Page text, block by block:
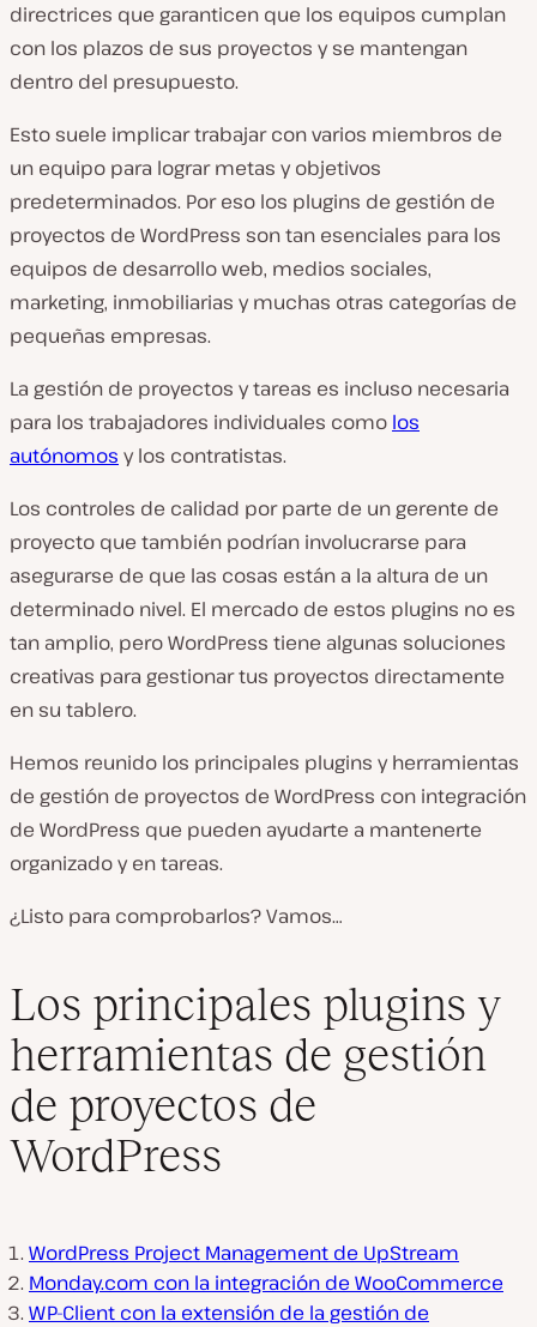
directrices que garanticen que los equipos cumplan
con los plazos de sus proyectos y se mantengan
dentro del presupuesto.
Esto suele implicar trabajar con varios miembros de
un equipo para lograr metas y objetivos
predeterminados. Por eso los plugins de gestión de
proyectos de WordPress son tan esenciales para los
equipos de desarrollo web, medios sociales,
marketing, inmobiliarias y muchas otras categorías de
pequeñas empresas.
La gestión de proyectos y tareas es incluso necesaria
para los trabajadores individuales como los
autónomos y los contratistas.
Los controles de calidad por parte de un gerente de
proyecto que también podrían involucrarse para
asegurarse de que las cosas están a la altura de un
determinado nivel. El mercado de estos plugins no es
tan amplio, pero WordPress tiene algunas soluciones
creativas para gestionar tus proyectos directamente
en su tablero.
Hemos reunido los principales plugins y herramientas
de gestión de proyectos de WordPress con integración
de WordPress que pueden ayudarte a mantenerte
organizado y en tareas.
¿Listo para comprobarlos? Vamos…
Los principales plugins y
herramientas de gestión
de proyectos de
WordPress
WordPress Project Management de UpStream
Monday.com con la integración de WooCommerce
WP-Client con la extensión de la gestión de